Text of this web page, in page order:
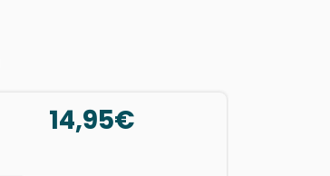
14,95€